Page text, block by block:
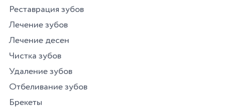
Реставрация зубов
Лечение зубов
Лечение десен
Чистка зубов
Удаление зубов
Отбеливание зубов
Брекеты